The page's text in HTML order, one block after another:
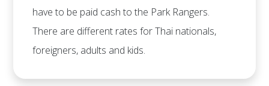
have to be paid cash to the Park Rangers.
There are different rates for Thai nationals,
foreigners, adults and kids.